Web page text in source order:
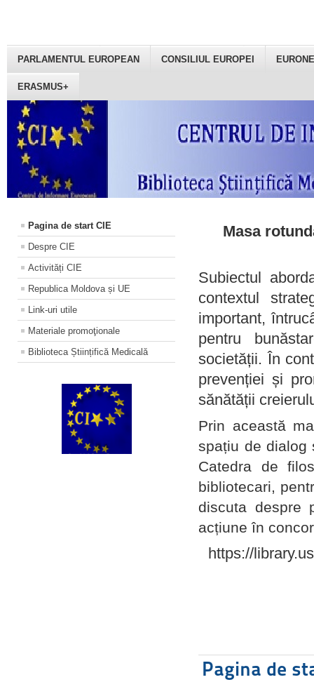
PARLAMENTUL EUROPEAN CONSILIUL EUROPEI
ERASMUS+
Pagina de start CIE
Despre CIE
Activități CIE
Republica Moldova și UE
Link-uri utile
Materiale promoţionale
Biblioteca Științifică Medicală
Masa
Subiectul
contextul
important,
pentru
societății. În
prevenției și
sănătății
Prin această
spațiu de dialog
Catedra de
bibliotecari,
discuta despre
acțiune în
https://
Pagina de